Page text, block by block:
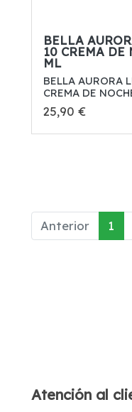
BELLA
10 CREMA DE
ML
BELLA AURORA
CREMA DE
25,90 €
Anterior 1
Atención al